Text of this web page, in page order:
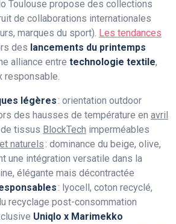
Toulouse propose des collections
de collaborations internationales
marques du sport). Les tendances
des lancements du printemps
alliance entre technologie textile,
responsable.
légères: orientation outdoor
des hausses de température en avril
tissus BlockTech imperméables
naturels: dominance du beige, olive,
une intégration versatile dans la
élégante mais décontractée
: lyocell, coton recyclé,
recyclage post-consommation
Uniqlo x Marimekko